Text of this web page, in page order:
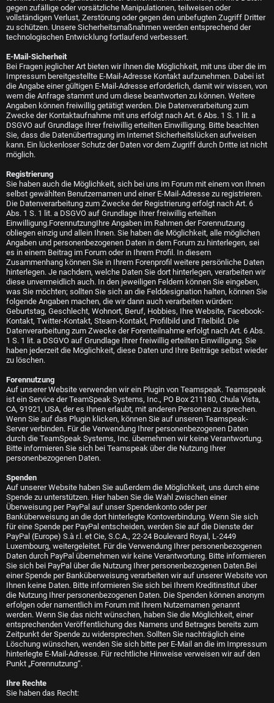
gegen zufällige oder vorsätzliche Manipulationen, teilweisen oder
vollständigen Verlust, Zerstörung oder gegen den unbefugten Zugriff Dritter
zu schützen. Unsere Sicherheitsmaßnahmen werden entsprechend der
technologischen Entwicklung fortlaufend verbessert.
E-Mail-Sicherheit
Bei Fragen jeglicher Art bieten wir Ihnen die Möglichkeit, mit uns über die im
Impressum bereitgestellte E-Mail-Adresse Kontakt aufzunehmen. Dabei ist
die Angabe einer gültigen E-Mail-Adresse erforderlich, damit wir wissen, von
wem die Anfrage stammt und um diese beantworten zu können. Weitere
Angaben können freiwillig getätigt werden. Die Datenverarbeitung zum
Zwecke der Kontaktaufnahme mit uns erfolgt nach Art. 6 Abs. 1 S. 1 lit. a
DSGVO auf Grundlage Ihrer freiwillig erteilten Einwilligung. Bitte beachten
Sie, dass die Datenübertragung im Internet Sicherheitslücken aufweisen
kann. Ein lückenloser Schutz der Daten vor dem Zugriff durch Dritte ist nicht
möglich.
Registrierung
Sie haben auch die Möglichkeit, sich bei uns im Forum mit einem von Ihnen
selbst gewählten Benutzernamen und einer E-Mail-Adresse zu registrieren.
Die Datenverarbeitung zum Zwecke der Registrierung erfolgt nach Art. 6
Abs. 1 S. 1 lit. a DSGVO auf Grundlage Ihrer freiwillig erteilten
Einwilligung.ForennutzungIhre Angaben im Rahmen der Forennutzung
obliegen einzig und allein Ihnen. Sie haben die Möglichkeit, alle möglichen
Angaben und personenbezogenen Daten in dem Forum zu hinterlegen, sei
es in einem Beitrag im Forum oder in Ihrem Profil. In diesem
Zusammenhang können Sie in Ihrem Forenprofil weitere persönliche Daten
hinterlegen. Je nachdem, welche Daten Sie dort hinterlegen, verarbeiten wir
diese unvermeidlich auch. In den jeweiligen Feldern können Sie eingeben,
was Sie möchten; sollten Sie sich an die Felddesignation halten, können Sie
folgende Angaben machen, die wir dann auch verarbeiten würden:
Geburtstag, Geschlecht, Wohnort, Beruf, Hobbies, Ihre Website, Facebook-
Kontakt, Twitter-Kontakt, Steam-Kontakt, Profilbild und Titelbild. Die
Datenverarbeitung zum Zwecke der Forenteilnahme erfolgt nach Art. 6 Abs.
1 S. 1 lit. a DSGVO auf Grundlage Ihrer freiwillig erteilten Einwilligung. Sie
haben jederzeit die Möglichkeit, diese Daten und Ihre Beiträge selbst wieder
zu löschen.
Forennutzung
Auf unserer Website verwenden wir ein Plugin von Teamspeak. Teamspeak
ist ein Service der TeamSpeak Systems, Inc., PO Box 211180, Chula Vista,
CA, 91921, USA, der es Ihnen erlaubt, mit anderen Personen zu sprechen.
Wenn Sie auf das Plugin klicken, können Sie auf unseren Teamspeak-
Server verbinden. Für die Verwendung Ihrer personenbezogenen Daten
durch die TeamSpeak Systems, Inc. übernehmen wir keine Verantwortung.
Bitte informieren Sie sich bei Teamspeak über die Nutzung Ihrer
personenbezogenen Daten.
Spenden
Auf unserer Website haben Sie außerdem die Möglichkeit, uns durch eine
Spende zu unterstützen. Hier haben Sie die Wahl zwischen einer
Überweisung per PayPal auf unser Spendenkonto oder per
Banküberweisung an die dort hinterlegte Kontoverbindung. Wenn Sie sich
für eine Spende per PayPal entscheiden, werden Sie auf die Dienste der
PayPal (Europe) S.à r.l. et Cie, S.C.A., 22-24 Boulevard Royal, L-2449
Luxembourg, weitergeleitet. Für die Verwendung Ihrer personenbezogenen
Daten durch PayPal übernehmen wir keine Verantwortung. Bitte informieren
Sie sich bei PayPal über die Nutzung Ihrer personenbezogenen Daten.Bei
einer Spende per Banküberweisung verarbeiten wir auf unserer Website von
Ihnen keine Daten. Bitte informieren Sie sich bei Ihrem Kreditinstitut über
die Nutzung Ihrer personenbezogenen Daten. Die Spenden können anonym
erfolgen oder namentlich im Forum mit Ihrem Nutzernamen genannt
werden. Wenn Sie das nicht wünschen, haben Sie die Möglichkeit, einer
entsprechenden Veröffentlichung des Namens und Betrages bereits zum
Zeitpunkt der Spende zu widersprechen. Sollten Sie nachträglich eine
Löschung wünschen, wenden Sie sich bitte per E-Mail an die im Impressum
hinterlegte E-Mail-Adresse. Für rechtliche Hinweise verweisen wir auf den
Punkt „Forennutzung“.
Ihre Rechte
Sie haben das Recht: